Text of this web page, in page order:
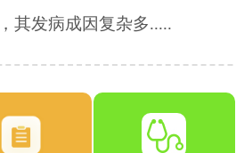
其发病成因复杂多.....